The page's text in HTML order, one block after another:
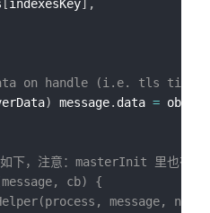
[indexesKey] ,
on handle (i.e. tls
) message. data = obj
下，注意：masterInit 里也有
cb) {
message,